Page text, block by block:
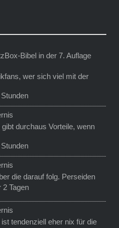
Bibel in der 7. Auflage
wer sich viel mit der
durchaus Vorteile, wenn
die darauf folg. Perseiden
2 Tagen
tendenziell eher nix für die